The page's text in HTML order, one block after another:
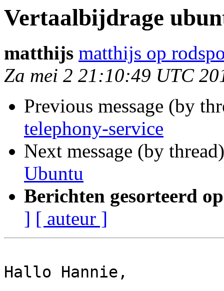
Vertaalbijdrage
matthijs matthijs op
Za mei 2 21:10:49 UTC
Previous message (by
telephony-service
Next message (by
Ubuntu
Berichten gesorteerd
] [ auteur ]
Hallo Hannie,